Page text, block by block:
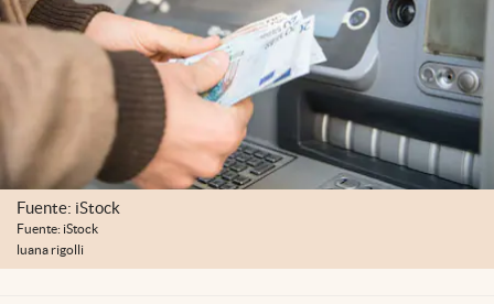
Fuente: iStock
Fuente: iStock
luana rigolli